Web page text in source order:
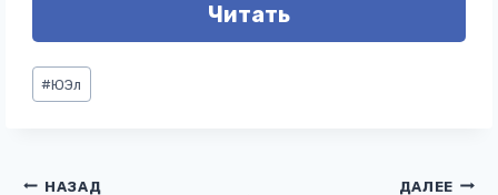
Читать
Метки
записи:
#ЮЭл
НАЗАД ДАЛЕЕ